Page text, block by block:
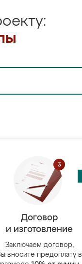
Договор
и изготовление
Заключаем договор,
вносите предоплату в